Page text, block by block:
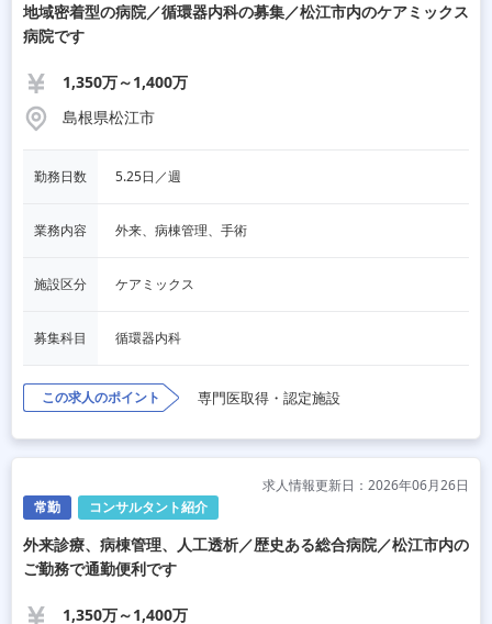
地域密着型の病院／循環器内科の募集／松江市内のケアミックス
病院です
1,350万～1,400万
島根県松江市
勤務日数 5.25日／週
業務内容 外来、病棟管理、手術
施設区分 ケアミックス
募集科目 循環器内科
この求人のポイント 専門医取得・認定施設
常勤 コンサルタント紹介
求人情報更新日：2026年06月26日
外来診療、病棟管理、人工透析／歴史ある総合病院／松江市内の
ご勤務で通勤便利です
1,350万～1,400万